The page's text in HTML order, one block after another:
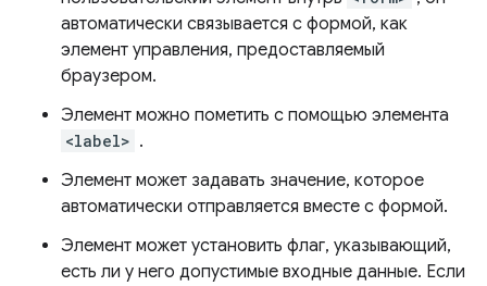
автоматически связывается с формой, как
элемент управления, предоставляемый
браузером.
Элемент можно пометить с помощью элемента
<label> .
Элемент может задавать значение, которое
автоматически отправляется вместе с формой.
Элемент может установить флаг, указывающий,
есть ли у него допустимые входные данные. Если